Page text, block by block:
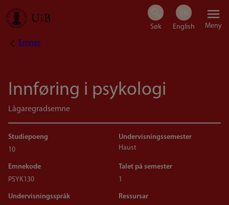
Hopp
Meny
Navigasjonssti
Emner
Innføring i psykologi
Lågaregradsemne
Studiepoeng
10
Undervisningssemester
Haust
Emnekode
PSYK130
Talet på semester
1
Undervisningsspråk
Ressursar